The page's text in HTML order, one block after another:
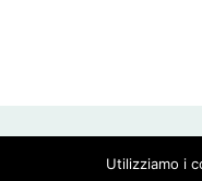
Utilizziamo i